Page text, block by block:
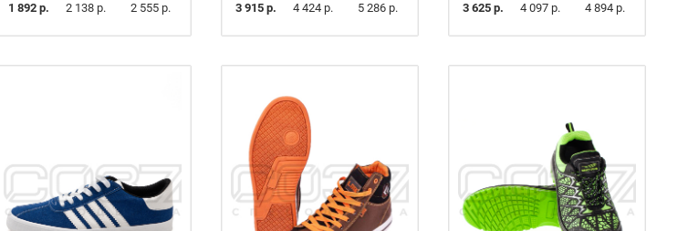
1 892 р. 2 138 р. 2 555 р. 3 915 р. 4 424 р. 5 286 р. 3 625 р. 4 097 р. 4 894 р.